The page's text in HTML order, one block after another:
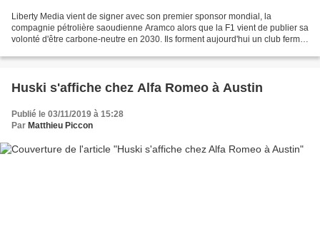
Liberty Media vient de signer avec son premier sponsor mondial, la
compagnie pétrolière saoudienne Aramco alors que la F1 vient de publier sa
volonté d'être carbone-neutre en 2030. Ils forment aujourd'hui un club fermé
Huski s'affiche chez Alfa Romeo à Austin
Publié le 03/11/2019 à 15:28
Par Matthieu Piccon